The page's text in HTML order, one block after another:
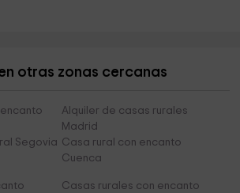
otras zonas cercanas
Alquiler de casas rurales
Madrid
Segovia Casa rural con encanto
Cuenca
Casas rurales con encanto